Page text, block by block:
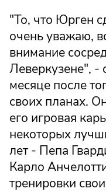
"То, что Юрген
очень уважаю,
внимание
Леверкузене", -
месяце после
своих планах.
его игровая
некоторых
лет - Пепа
Карло
тренировки